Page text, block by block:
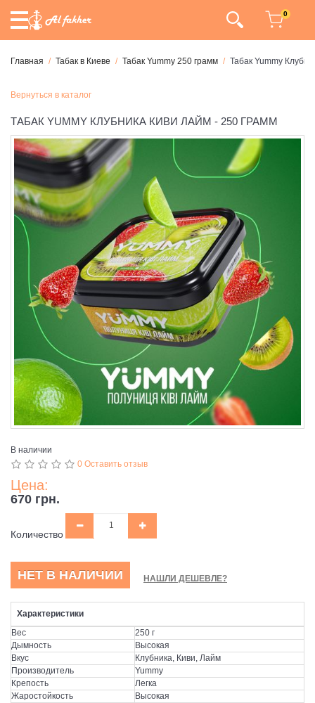
0
Главная Табак в Киеве Табак Yummy 250 грамм Табак Yummy
Вернуться в каталог
ТАБАК YUMMY КЛУБНИКА КИВИ ЛАЙМ - 250 ГРАММ
В наличии
0 Оставить отзыв
Цена:
670 грн.
Количество
НЕТ В НАЛИЧИИ НАШЛИ ДЕШЕВЛЕ?
Характеристики
Вес
250 г
Дымность
Высокая
Вкус
Клубника, Киви, Лайм
Производитель
Yummy
Крепость
Легка
Жаростойкость
Высокая